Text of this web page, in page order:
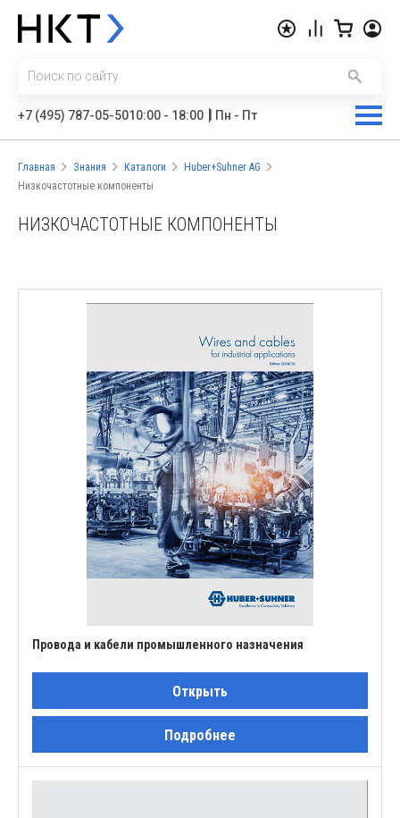
+7 (495) 787-05-5010:00 - 18:00 Пн - Пт
Главная Знания Каталоги
Huber+Suhner AG
Низкочастотные компоненты
НИЗКОЧАСТОТНЫЕ КОМПОНЕНТЫ
Провода и кабели промышленного назначения
Открыть
Подробнее